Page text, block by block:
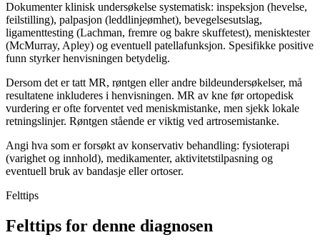
Dokumenter klinisk undersøkelse systematisk: inspeksjon (hevelse,
feilstilling), palpasjon (leddlinjeømhet), bevegelsesutslag,
ligamenttesting (Lachman, fremre og bakre skuffetest), menisktester
(McMurray, Apley) og eventuell patellafunksjon. Spesifikke positive
funn styrker henvisningen betydelig.
Dersom det er tatt MR, røntgen eller andre bildeundersøkelser, må
resultatene inkluderes i henvisningen. MR av kne før ortopedisk
vurdering er ofte forventet ved meniskmistanke, men sjekk lokale
retningslinjer. Røntgen stående er viktig ved artrosemistanke.
Angi hva som er forsøkt av konservativ behandling: fysioterapi
(varighet og innhold), medikamenter, aktivitetstilpasning og
eventuell bruk av bandasje eller ortoser.
Felttips
Felttips for denne diagnosen